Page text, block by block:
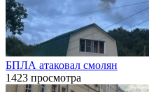
БПЛА атаковал смолян
1423 просмотра